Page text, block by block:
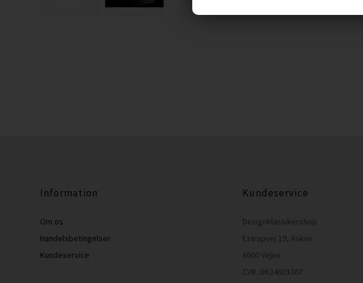
Information
Om os
Handelsbetingelser
Kundeservice
Kundeservice
Designklassikershop
Estrupvej 19, Askov
6600 Vejen
CVR: DK34603367